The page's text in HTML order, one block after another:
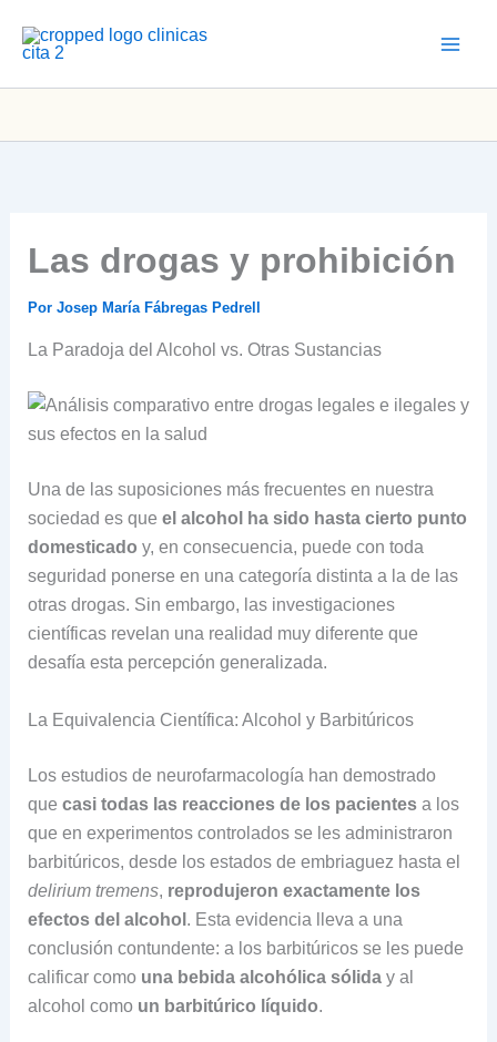
Las drogas y prohibición
Por Josep María Fábregas Pedrell
La Paradoja del Alcohol vs. Otras Sustancias
Una de las suposiciones más frecuentes en nuestra
sociedad es que el alcohol ha sido hasta cierto punto
domesticado y, en consecuencia, puede con toda
seguridad ponerse en una categoría distinta a la de las
otras drogas. Sin embargo, las investigaciones
científicas revelan una realidad muy diferente que
desafía esta percepción generalizada.
La Equivalencia Científica: Alcohol y Barbitúricos
Los estudios de neurofarmacología han demostrado
que casi todas las reacciones de los pacientesa los
que en experimentos controlados se les administraron
barbitúricos, desde los estados de embriaguez hasta el
delirium tremens, reprodujeron exactamente los
efectos del alcohol . Esta evidencia lleva a una
conclusión contundente: a los barbitúricos se les puede
calificar como una bebida alcohólica sóliday al
alcohol como un barbitúrico líquido.